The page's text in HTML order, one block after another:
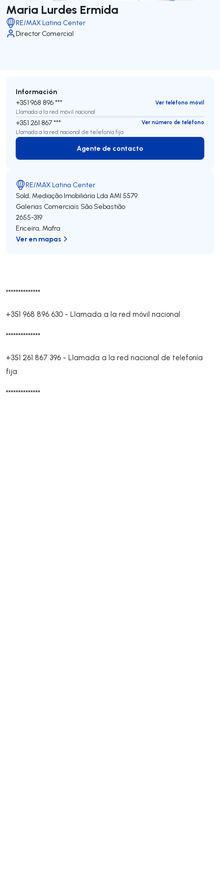
Maria Lurdes Ermida
RE/MAX Latina Center
Director Comercial
**************
+351 968 896 630 - Llamada a la red móvil nacional
**************
+351 261 867 396 - Llamada a la red nacional de telefonía
fija
**************
Información
+351 968 896 ***
Ver teléfono móvil
Llamada a la red móvil nacional
+351 261 867 ***
Ver número de teléfono
Llamada a la red nacional de telefonía fija
Agente de contacto
Agente de contacto
RE/MAX Latina Center
Sold, Mediação Imobiliária Lda AMI 5579
Galerias Comerciais São Sebastião
2655-319
Ericeira, Mafra
Ver en mapas